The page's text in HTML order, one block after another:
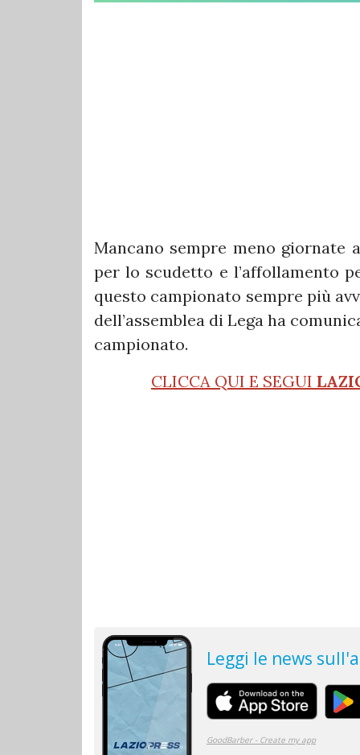
Mancano sempre meno
per lo scudetto e l’affollamento
questo campionato sempre più
dell’assemblea di Lega ha
campionato.
CLICCA QUI E SEGUI